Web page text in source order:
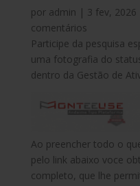
por admin | 3 fev, 2026
comentários
Participe da pesquisa
uma fotografia do
dentro da Gestão de
Ao preencher todo o
pelo link abaixo voce
completo, que lhe